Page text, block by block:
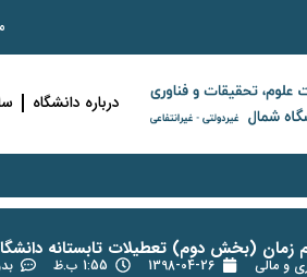
درباره دانشگاه
زمان (بخش دوم) تعطیلات تابستانه
و مالی 1398-04-26 1:55 ب.ظ